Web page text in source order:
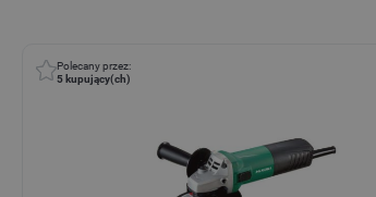
Polecany przez:
5 kupujący(ch)